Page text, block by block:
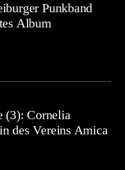
Punkband
Album
(3): Cornelia
des Vereins Amica